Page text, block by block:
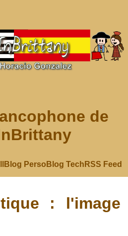
de
Blog Perso Blog Tech RSS Feed
: l'image